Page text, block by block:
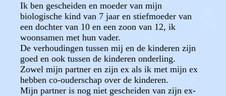
Ik ben gescheiden en moeder van mijn
biologische kind van 7 jaar en stiefmoeder van
een dochter van 10 en een zoon van 12, ik
woonsamen met hun vader.
De verhoudingen tussen mij en de kinderen zijn
goed en ook tussen de kinderen onderling.
Zowel mijn partner en zijn ex als ik met mijn ex
hebben co-ouderschap over de kinderen.
Mijn partner is nog niet gescheiden van zijn ex-